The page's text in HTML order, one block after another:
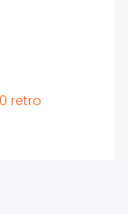
retro